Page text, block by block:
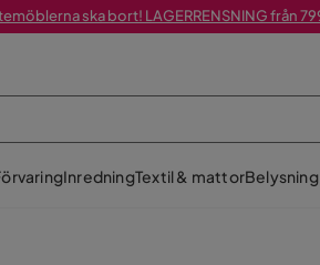
ska bort! LAGERRENSNING från
InredningTextil & mattor